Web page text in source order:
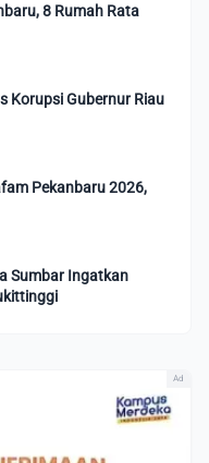
8 Rumah Rata
Korupsi Gubernur Riau
Pekanbaru 2026,
Sumbar Ingatkan
Ad